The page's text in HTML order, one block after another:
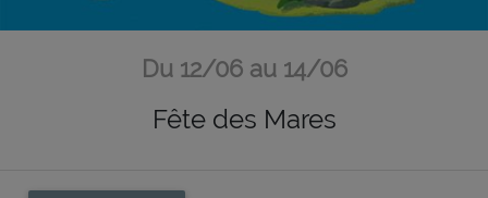
Du 12/06 au 14/06
Fête des Mares